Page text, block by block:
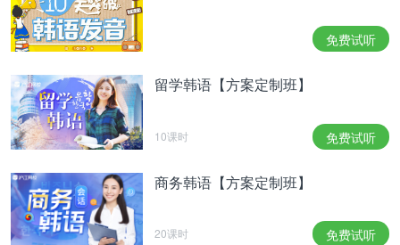
免费试听
留学韩语【方案定制班】
10课时 免费试听
商务韩语【方案定制班】
20课时 免费试听